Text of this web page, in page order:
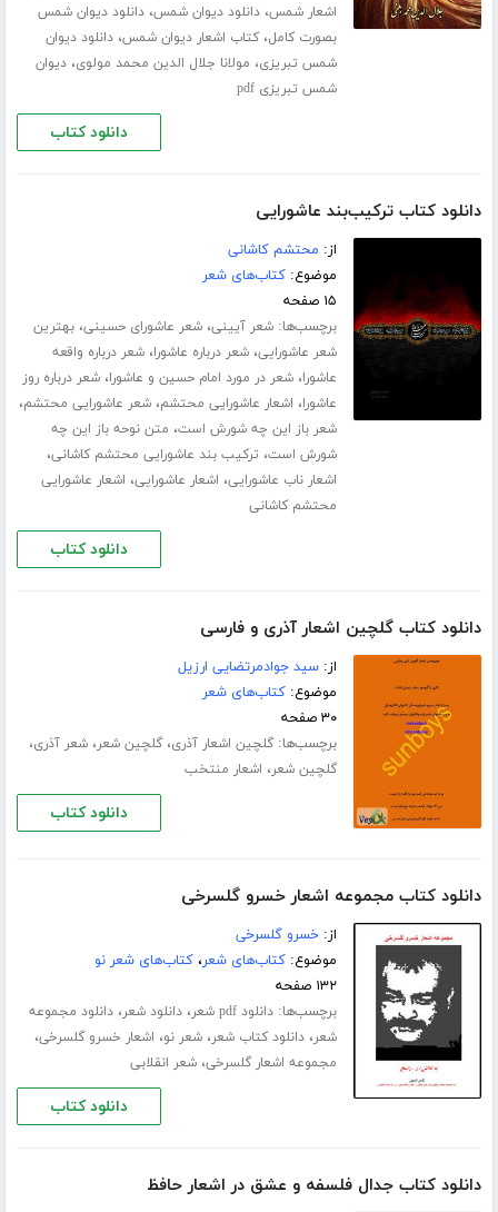
اشعار شمس،دانلود دیوان شمس،دانلود دیوان شمس
بصورت کامل،کتاب اشعار دیوان شمس،دانلود دیوان
شمس تبریزی، مولانا جلال الدین محمد مولوی،دیوان
شمس تبریزی pdf
دانلود کتاب
دانلود کتاب ترکیب‌بند عاشورایی
از: محتشم کاشانی
موضوع:کتاب‌های شعر
۱۵ صفحه
برچسب‌ها:شعر آیینی،شعر عاشورای حسینی،بهترین
شعر عاشورایی،شعر درباره عاشورا،شعر درباره واقعه
عاشورا،شعر در مورد امام حسین و عاشورا،شعر درباره روز
عاشورا، اشعار عاشورایی محتشم،شعر عاشورایی محتشم،
شعر باز این چه شورش است، متن نوحه باز این چه
شورش است، ترکیب بند عاشورایی محتشم کاشانی،
اشعار ناب عاشورایی، اشعار عاشورایی، اشعار عاشورایی
محتشم کاشانی
دانلود کتاب
دانلود کتاب گلچین اشعار آذری و فارسی
از:سید جوادمرتضایی ارزیل
موضوع:کتاب‌های شعر
۳۰ صفحه
برچسب‌ها:گلچین اشعار آذری،گلچین شعر،شعر آذری،
گلچین شعر، اشعار منتخب
دانلود کتاب
دانلود کتاب مجموعه اشعار خسرو گلسرخی
از:خسرو گلسرخی
موضوع:کتاب‌های شعر،کتاب‌های شعر نو
۱۳۲ صفحه
برچسب‌ها:دانلود pdf شعر ،دانلود شعر،دانلود مجموعه
شعر،دانلود کتاب شعر،شعر نو، اشعار خسرو گلسرخی،
مجموعه اشعار گلسرخی،شعر انقلابی
دانلود کتاب
دانلود کتاب جدال فلسفه و عشق در اشعار حافظ